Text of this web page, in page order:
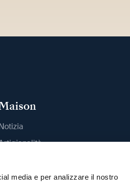
media e per analizzare il nostro